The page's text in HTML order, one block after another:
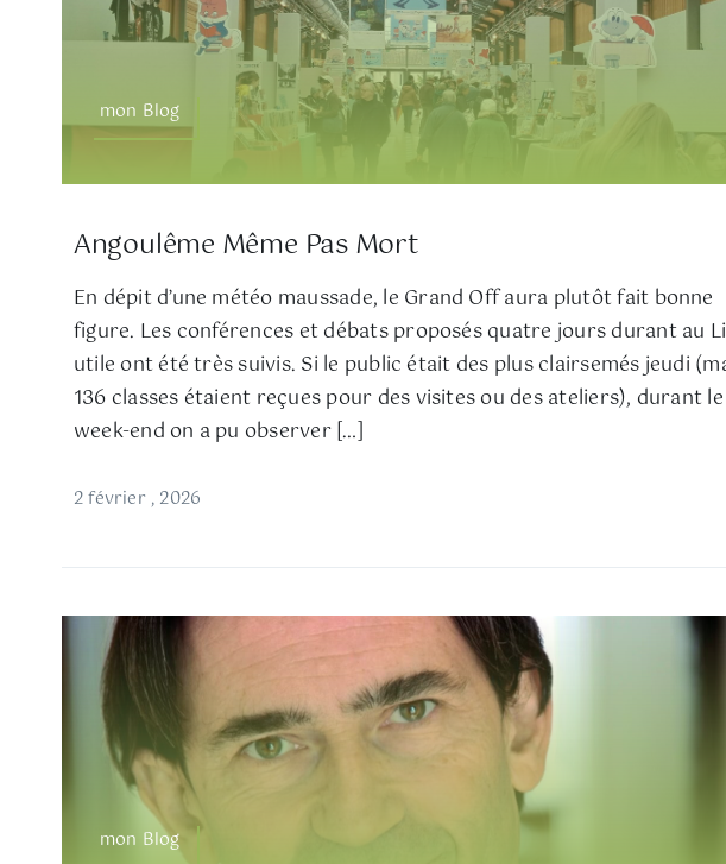
mon Blog
Angoulême Même Pas Mort
En dépit d’une météo maussade, le Grand Off aura plutôt fait bonne
figure. Les conférences et débats proposés quatre jours durant au
utile ont été très suivis. Si le public était des plus clairsemés jeudi
136 classes étaient reçues pour des visites ou des ateliers), durant le
week-end on a pu observer […]
2 février , 2026
mon Blog